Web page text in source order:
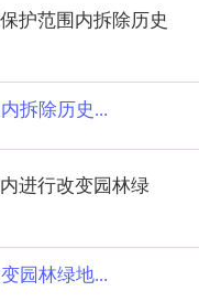
护范围内拆除历史
拆除历史...
进行改变园林绿
园林绿地...